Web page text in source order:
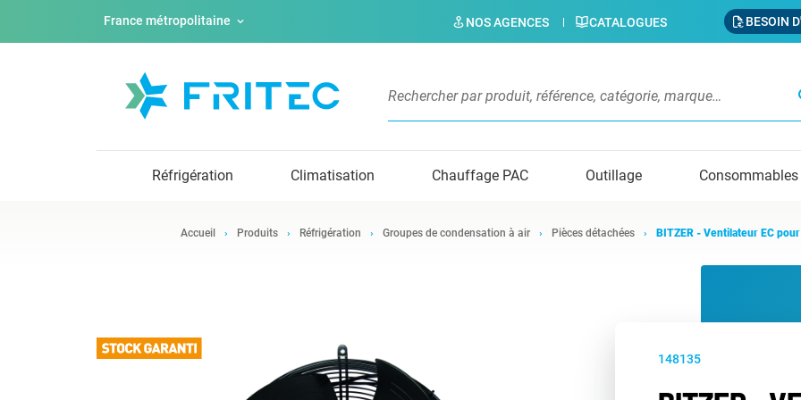
France métropolitaine NOS AGENCES CATALOGUES BESOIN
Réfrigération Climatisation Chauffage PAC Outillage Consommables
Accueil Produits Réfrigération Groupes de condensation à air Pièces détachées BITZER - Ventilateur EC
148135